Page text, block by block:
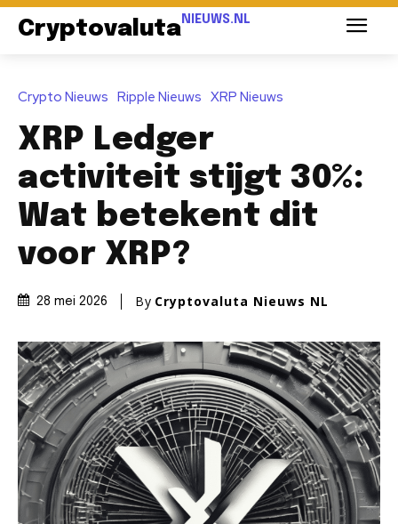
Cryptovaluta NIEUWS.NL
Crypto Nieuws Ripple Nieuws XRP Nieuws
XRP Ledger
activiteit stijgt 30%:
Wat betekent dit
voor XRP?
28 mei 2026 By Cryptovaluta Nieuws NL